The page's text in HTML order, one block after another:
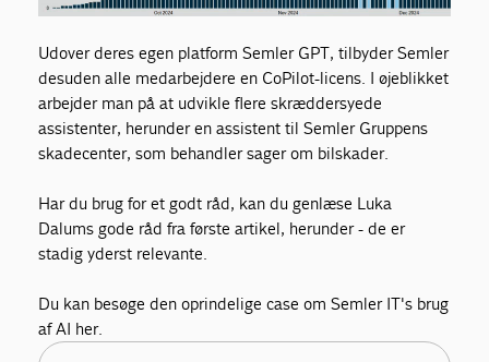
Udover deres egen platform Semler GPT, tilbyder Semler
desuden alle medarbejdere en CoPilot-licens. I øjeblikket
arbejder man på at udvikle flere skræddersyede
assistenter, herunder en assistent til Semler Gruppens
skadecenter, som behandler sager om bilskader.
Har du brug for et godt råd, kan du genlæse Luka
Dalums gode råd fra første artikel, herunder - de er
stadig yderst relevante.
Du kan besøge den oprindelige case om Semler IT's brug
af AI her.